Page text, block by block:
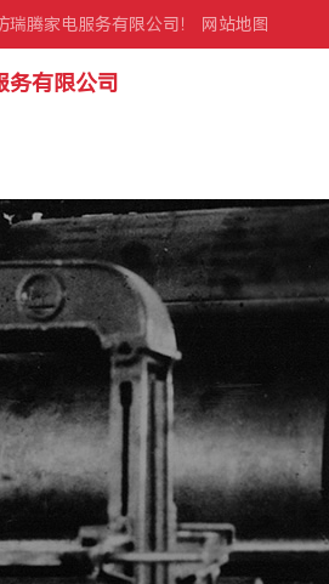
瑞腾家电服务有限公司！ 网站地图
务有限公司